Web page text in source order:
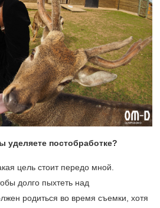
постобработке?
цель стоит передо мной.
долго пыхтеть над
родиться во время съемки, хотя